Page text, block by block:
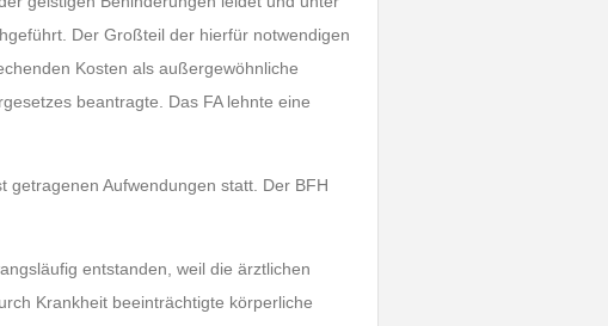
Der Großteil der hierfür notwendigen
Kosten als außergewöhnliche
beantragte. Das FA lehnte eine
getragenen Aufwendungen statt. Der BFH
entstanden, weil die ärztlichen
Krankheit beeinträchtigte körperliche